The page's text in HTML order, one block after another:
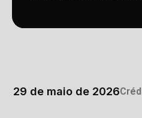
29 de maio de 2026